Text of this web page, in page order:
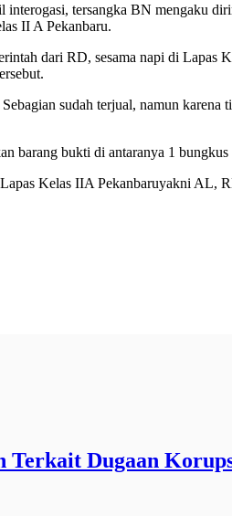
tersangka BN mengaku
II A Pekanbaru.
dari RD, sesama napi di
sudah terjual, namun
barang bukti di antaranya 1
Kelas IIA Pekanbaruyakni
Dugaan